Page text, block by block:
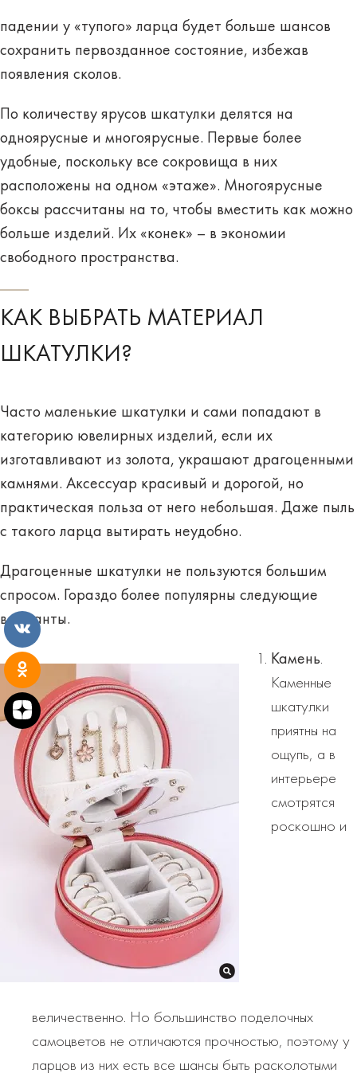
падении у «тупого» ларца будет больше шансов
сохранить первозданное состояние, избежав
появления сколов.
По количеству ярусов шкатулки делятся на
одноярусные и многоярусные. Первые более
удобные, поскольку все сокровища в них
расположены на одном «этаже». Многоярусные
боксы рассчитаны на то, чтобы вместить как можно
больше изделий. Их «конек» – в экономии
свободного пространства.
КАК ВЫБРАТЬ МАТЕРИАЛ
ШКАТУЛКИ?
Часто маленькие шкатулки и сами попадают в
категорию ювелирных изделий, если их
изготавливают из золота, украшают драгоценными
камнями. Аксессуар красивый и дорогой, но
практическая польза от него небольшая. Даже пыль
с такого ларца вытирать неудобно.
Драгоценные шкатулки не пользуются большим
спросом. Гораздо более популярны следующие
варианты.
Камень.
Каменные
шкатулки
приятны на
ощупь, а в
интерьере
смотрятся
роскошно и
величественно. Но большинство поделочных
самоцветов не отличаются прочностью, поэтому у
ларцов из них есть все шансы быть расколотыми